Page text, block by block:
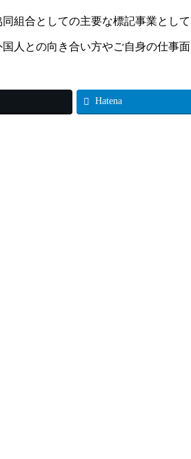
組合としての主要な標記事業とし
人との向き合い方やご自身の仕事
Hatena